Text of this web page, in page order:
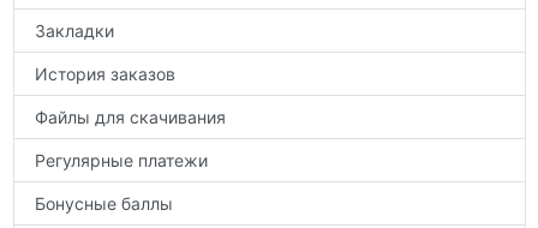
Закладки
История заказов
Файлы для скачивания
Регулярные платежи
Бонусные баллы